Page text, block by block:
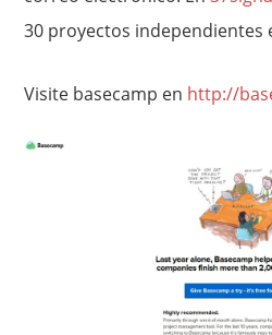
30 proyectos independientes
Visite basecamp en http://